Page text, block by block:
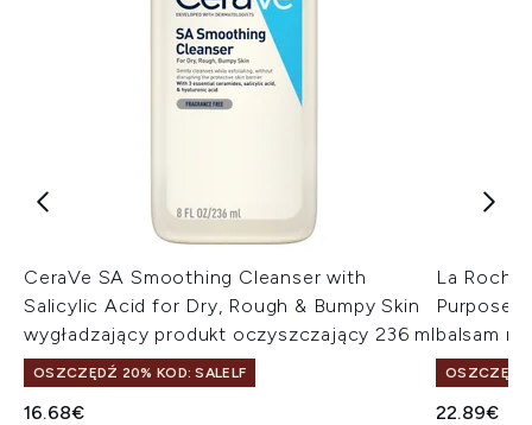
CeraVe SA Smoothing Cleanser with
Salicylic Acid for Dry, Rough & Bumpy Skin
wygładzający produkt oczyszczający 236 ml
OSZCZĘDŹ 20% KOD: SALELF
16.68€
La
Purpose
balsam
OSZCZĘDŹ
22.89€